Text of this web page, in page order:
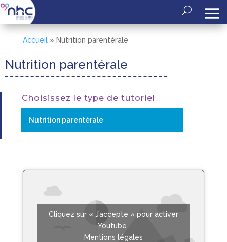
Accueil» Nutrition parentérale
Nutrition parentérale
Choisissez le type de tutoriel
Cliquez sur « J’accepte » pour activer
Youtube
Mentions légales